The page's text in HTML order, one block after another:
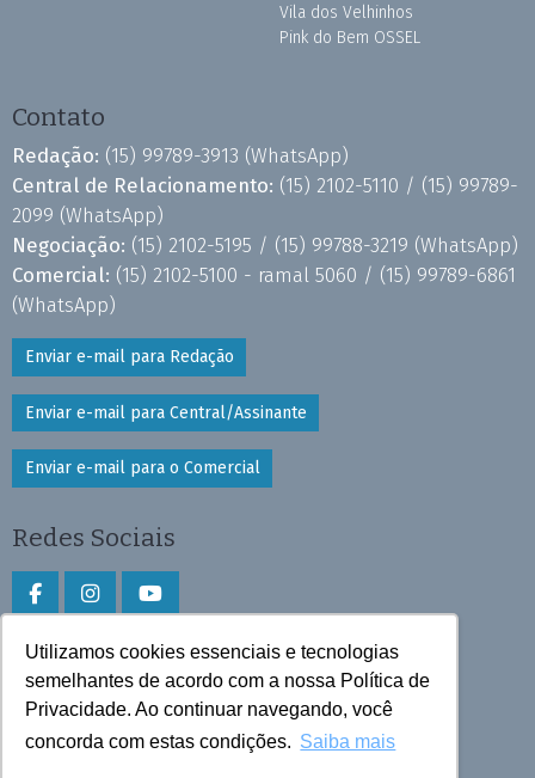
Utilizamos cookies essenciais e tecnologias
semelhantes de acordo com a nossa Política de
Privacidade. Ao continuar navegando, você
concorda com estas condições. Saiba mais
Vila dos Velhinhos
Pink do Bem OSSEL
Contato
Redação: (15) 99789-3913 (WhatsApp)
Central de Relacionamento: (15) 2102-5110 / (15) 99789-
2099 (WhatsApp)
Negociação: (15) 2102-5195 / (15) 99788-3219 (WhatsApp)
Comercial: (15) 2102-5100 - ramal 5060 / (15) 99789-6861
(WhatsApp)
Enviar e-mail para Redação
Enviar e-mail para Central/Assinante
Enviar e-mail para o Comercial
Redes Sociais
Faça download do aplicativo
Play Store e App Store